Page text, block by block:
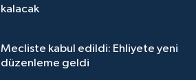
kalacak
Mecliste kabul edildi: Ehliyete yeni
düzenleme geldi